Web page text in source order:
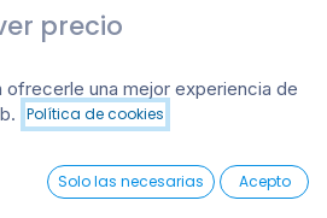
Añadir al carrito
0
Wishlist Account
precio
Añadir al carrito
ofrecerle una mejor experiencia de
Política de cookies
Solo las necesarias Acepto